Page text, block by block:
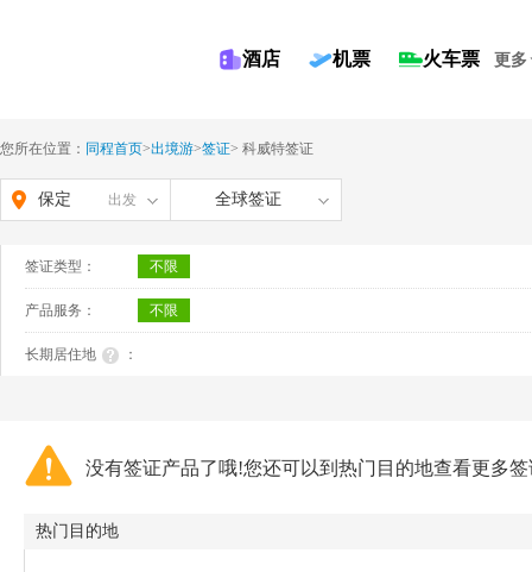
酒店 机票 火车票 更多
您所在位置： 同程首页>出境游>签证> 科威特签证
保定 出发 全球签证
签证类型： 不限
产品服务： 不限
长期居住地 ：
没有签证产品了哦!您还可以到热门目的地查看更多
热门目的地